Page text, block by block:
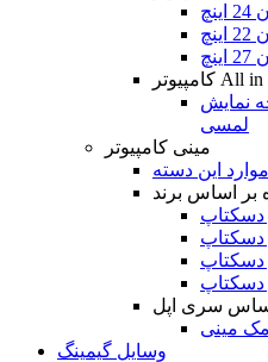
نمایش
لمسی
مینی کامپیوتر
این دسته
بر اساس برند
سری اپل
وسایل گیمینگ